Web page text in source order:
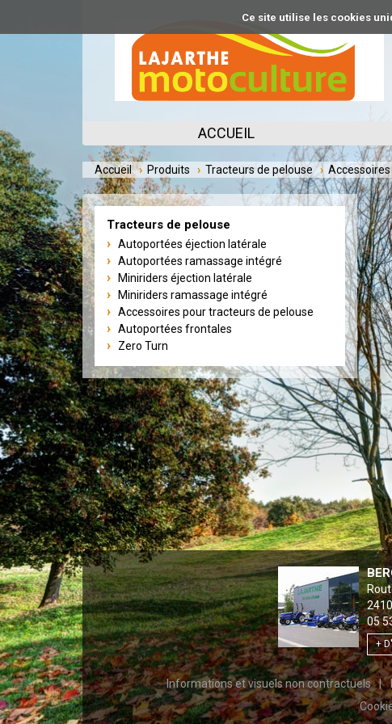
Ce site utilise les cookies
ACCUEIL
Accueil Produits Tracteurs de pelouse
Tracteurs de pelouse
Autoportées éjection latérale
Autoportées ramassage intégré
Miniriders éjection latérale
Miniriders ramassage intégré
Accessoires pour tracteurs de pelouse
Autoportées frontales
Zero Turn
05
+
Informations et visuels non contractuels